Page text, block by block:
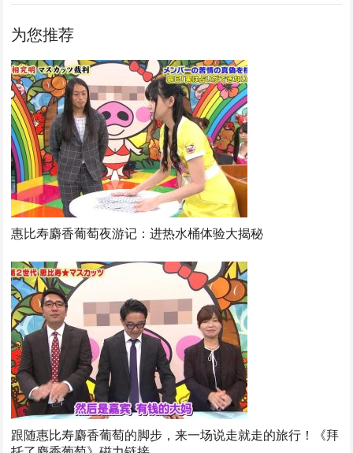
为您推荐
惠比寿麝香葡萄夜游记：进热水桶体验大揭秘
跟随惠比寿麝香葡萄的脚步，来一场说走就走的旅行！《拜